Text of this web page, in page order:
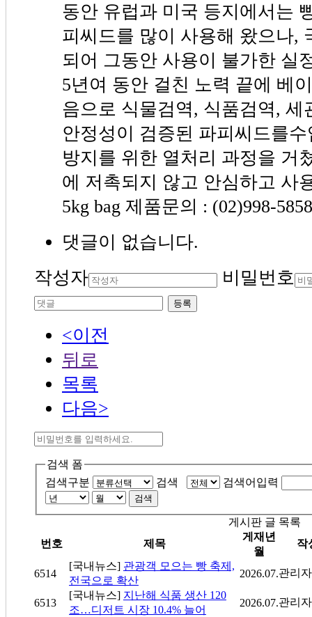
동안 유럽과 미국 등지에서는
피씨드를 많이 사용해 왔으나,
되어 그동안 사용이 불가한 실
5년여 동안 걸친 노력 끝에 베
음으로 식물검역, 식품검역,
안정성이 검증된 파피씨드를
방지를 위한 열처리 과정을 거
에 저촉되지 않고 안심하고 사
5kg bag 제품문의 : (02)998-5858
댓글이 없습니다.
작성자
비밀번호
등록
<이전
뒤로
목록
다음>
검색 폼
검색구분
검색 검색어입력
검색
게시판 글 목록
번호
제목
게재년
월
작
6514
[국내뉴스] 관광객 모으는 빵 축제,
전국으로 확산
2026.07.관리자
6513
[국내뉴스] 지난해 식품 생산 120
조…디저트 시장 10.4% 늘어
2026.07.관리자